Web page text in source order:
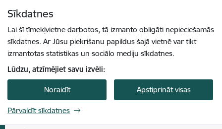
Sīkdatnes
Lai šī tīmekļvietne darbotos, tā izmanto obligāti nepieciešamās
sīkdatnes. Ar Jūsu piekrišanu papildus šajā vietnē var tikt
izmantotas statistikas un sociālo mediju sīkdatnes.
Lūdzu, atzīmējiet savu izvēli:
Noraidīt Apstiprināt visas
Pārvaldīt sīkdatnes